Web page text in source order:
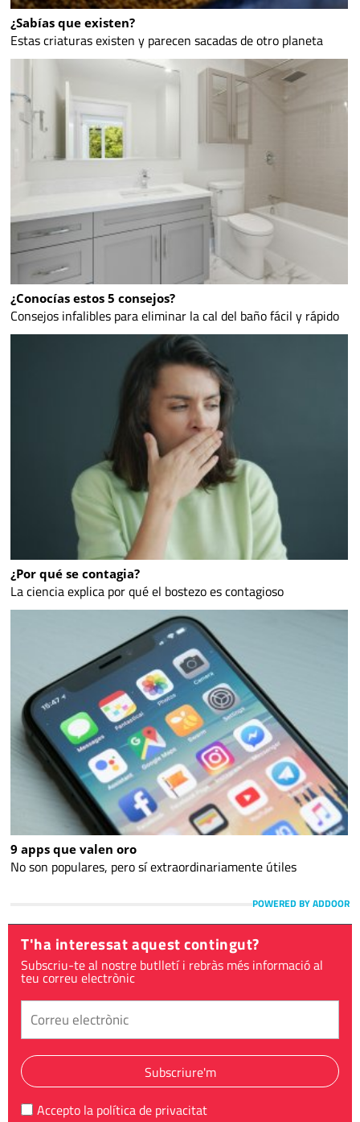
¿Sabías que existen?
Estas criaturas existen y parecen sacadas de otro planeta
¿Conocías estos 5 consejos?
Consejos infalibles para eliminar la cal del baño fácil y rápido
¿Por qué se contagia?
La ciencia explica por qué el bostezo es contagioso
9 apps que valen oro
No son populares, pero sí extraordinariamente útiles
POWERED BY ADDOOR
T'ha interessat aquest contingut?
Subscriu-te al nostre butlletí i rebràs més informació al
teu correu electrònic
Subscriure'm
Accepto la política de privacitat